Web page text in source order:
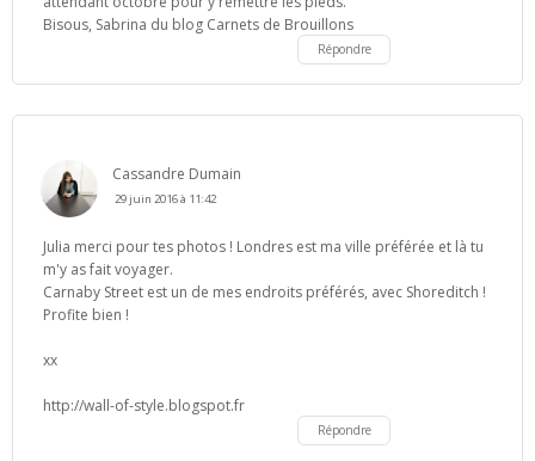
Bisous, Sabrina du blog Carnets de Brouillons
Répondre
Cassandre Dumain
29 juin 2016 à 11:42
Julia merci pour tes photos ! Londres est ma ville préférée et là tu
m'y as fait voyager.
Carnaby Street est un de mes endroits préférés, avec Shoreditch !
Profite bien !
xx
http://wall-of-style.blogspot.fr
Répondre